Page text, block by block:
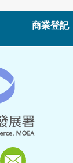
商業登記